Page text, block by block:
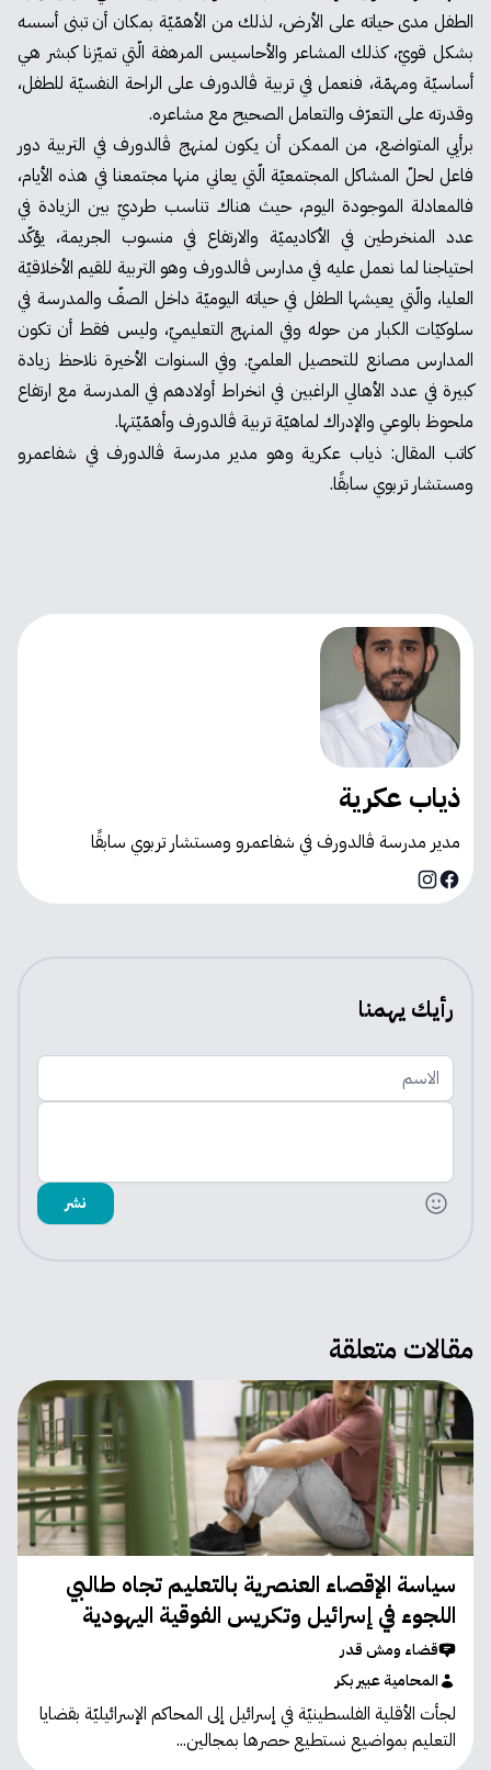
الطفل مدى حياته على الأرض، لذلك من الأهمّيّة بمكان أن تبنى أسسه
بشكل قويّ، كذلك المشاعر والأحاسيس المرهفة الّتي تميّزنا كبشر هي
أساسيّة ومهمّة، فنعمل في تربية ڤالدورف على الراحة النفسيّة للطفل،
وقدرته على التعرّف والتعامل الصحيح مع مشاعره.
برأيي المتواضع، من الممكن أن يكون لمنهج ڤالدورف في التربية دور
فاعل لحلّ المشاكل المجتمعيّة الّتي يعاني منها مجتمعنا في هذه الأيام،
فالمعادلة الموجودة اليوم، حيث هناك تناسب طرديّ بين الزيادة في
عدد المنخرطين في الأكاديميّة والارتفاع في منسوب الجريمة، يؤكّد
احتياجنا لما نعمل عليه في مدارس ڤالدورف وهو التربية للقيم الأخلاقيّة
العليا، والّتي يعيشها الطفل في حياته اليوميّة داخل الصفّ والمدرسة في
سلوكيّات الكبار من حوله وفي المنهج التعليميّ، وليس فقط أن تكون
المدارس مصانع للتحصيل العلميّ. وفي السنوات الأخيرة نلاحظ زيادة
كبيرة في عدد الأهالي الراغبين في انخراط أولادهم في المدرسة مع ارتفاع
ملحوظ بالوعي والإدراك لماهيّة تربية ڤالدورف وأهمّيّتها.
كاتب المقال: ذياب عكرية وهو مدير مدرسة ڤالدورف في شفاعمرو
ومستشار تربوي سابقًا.
ذياب عكرية
مدير مدرسة ڤالدورف في شفاعمرو ومستشار تربوي سابقًا
Facebook
Instagram
رأيك يهمنا
الاسم
اضف تعليقك
نشر
مقالات متعلقة
سياسة الإقصاء العنصرية بالتعليم تجاه طالبي
اللجوء في إسرائيل وتكريس الفوقية اليهودية
قضاء ومش قدر
المحامية عبير بكر
لجأت الأقلية الفلسطينيّة في إسرائيل إلى المحاكم الإسرائيليّة بقضايا
التعليم بمواضيع نستطيع حصرها بمجالين...